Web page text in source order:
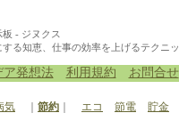
- ジヌクス
る知恵、仕事の効率を上げるテクニ
ア発想法 利用規約 お問合せ
気 節約 エコ 節電
貯金